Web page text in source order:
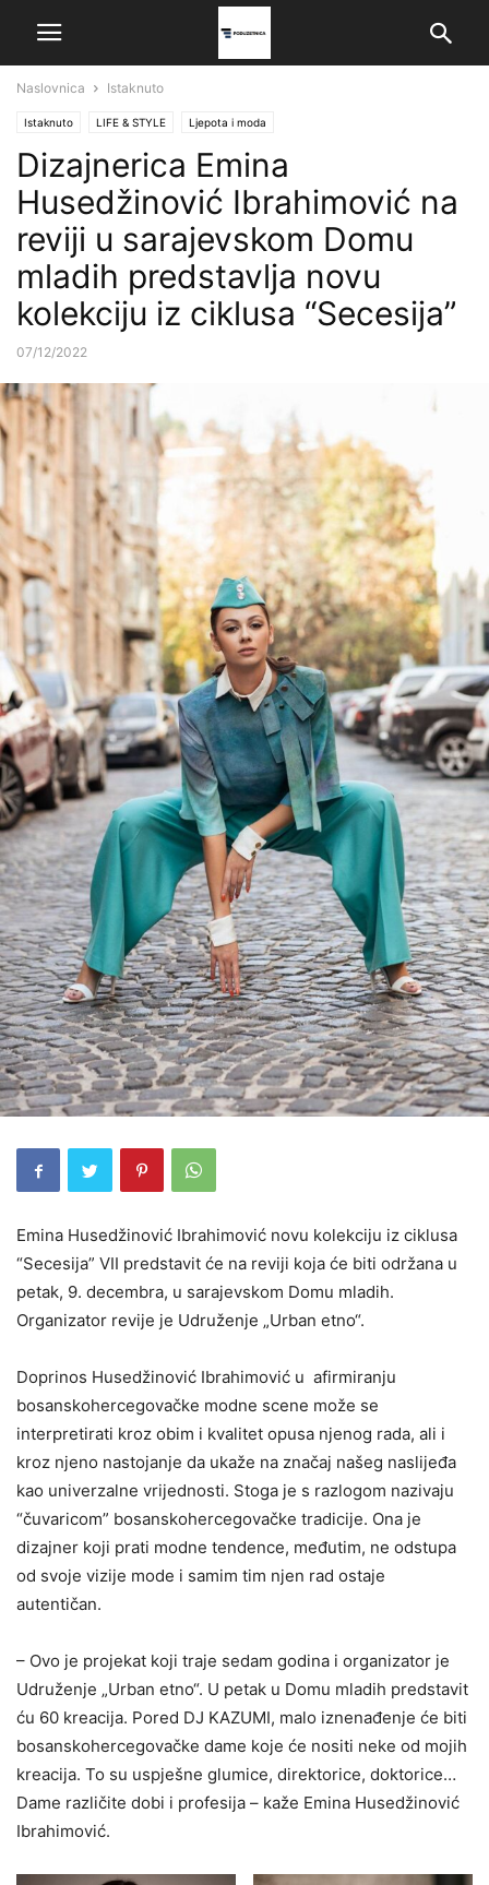
Naslovnica Istaknuto
Istaknuto LIFE & STYLE Ljepota i moda
Dizajnerica Emina
Husedžinović Ibrahimović na
reviji u sarajevskom Domu
mladih predstavlja novu
kolekciju iz ciklusa “Secesija”
07/12/2022
Emina Husedžinović Ibrahimović novu kolekciju iz ciklusa
“Secesija” VII predstavit će na reviji koja će biti održana u
petak, 9. decembra, u sarajevskom Domu mladih.
Organizator revije je Udruženje „Urban etno“.
Doprinos Husedžinović Ibrahimović u afirmiranju
bosanskohercegovačke modne scene može se
interpretirati kroz obim i kvalitet opusa njenog rada, ali i
kroz njeno nastojanje da ukaže na značaj našeg naslijeđa
kao univerzalne vrijednosti. Stoga je s razlogom nazivaju
“čuvaricom” bosanskohercegovačke tradicije. Ona je
dizajner koji prati modne tendence, međutim, ne odstupa
od svoje vizije mode i samim tim njen rad ostaje
autentičan.
– Ovo je projekat koji traje sedam godina i organizator je
Udruženje „Urban etno“. U petak u Domu mladih predstavit
ću 60 kreacija. Pored DJ KAZUMI, malo iznenađenje će biti
bosanskohercegovačke dame koje će nositi neke od mojih
kreacija. To su uspješne glumice, direktorice, doktorice…
Dame različite dobi i profesija – kaže Emina Husedžinović
Ibrahimović.